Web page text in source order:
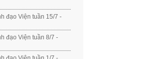
đạo Viện tuần 15/7 -
đạo Viện tuần 8/7 -